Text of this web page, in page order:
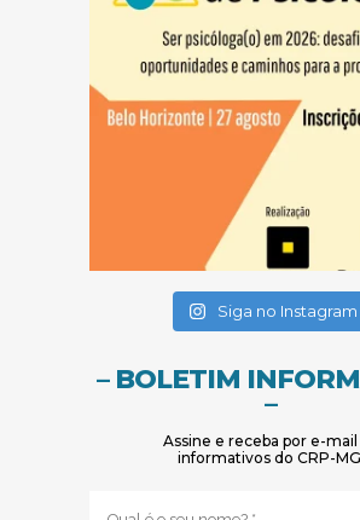
Siga no Instagram
– BOLETIM
–
Assine e receba por e-mail
informativos do CRP-